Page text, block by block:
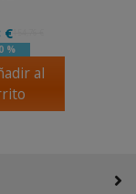
€154,76 €
%
al